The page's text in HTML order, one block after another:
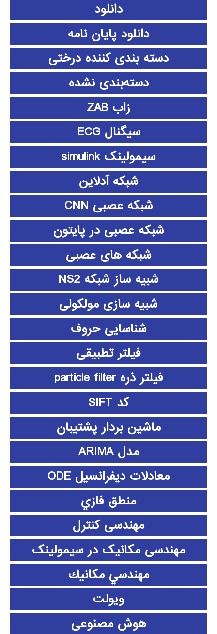
دانلود
دانلود پايان نامه
دسته بندی کننده درختی
دسته‌بندی نشده
زاب ZAB
سیگنال ECG
سیمولینک simulink
شبکه آدلاین
شبکه عصبی CNN
شبکه عصبی در پایتون
شبکه های عصبی
شبیه ساز شبکه NS2
شبیه سازی مولکولی
شناسایی حروف
فیلتر تطبیقی
فیلتر ذره particle filter
کد SIFT
ماشین بردار پشتیبان
مدل ARIMA
معادلات دیفرانسیل ODE
منطق فازي
مهندسی کنترل
مهندسی مکانیک در سیمولینک
مهندسي مكانيك
ویولت
هوش مصنوعی